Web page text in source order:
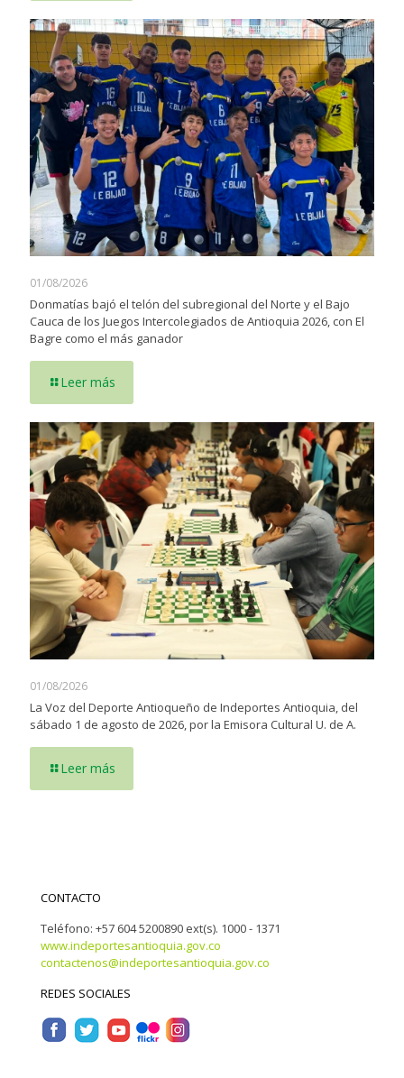
01/08/2026
Donmatías bajó el telón del subregional del Norte y el Bajo
Cauca de los Juegos Intercolegiados de Antioquia 2026, con El
Bagre como el más ganador
Leer más
01/08/2026
La Voz del Deporte Antioqueño de Indeportes Antioquia, del
sábado 1 de agosto de 2026, por la Emisora Cultural U. de A.
Leer más
CONTACTO
Teléfono: +57 604 5200890 ext(s). 1000 - 1371
www.indeportesantioquia.gov.co
contactenos@indeportesantioquia.gov.co
REDES SOCIALES